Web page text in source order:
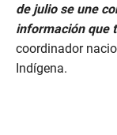
de julio se une
información que
coordinador
Indígena.